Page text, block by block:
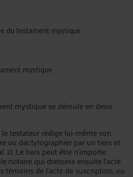
du testament mystique
mystique
mystique se déroule en deux
testateur rédige lui-même son
ou dactylographier par un tiers et
2). Le tiers peut être n'importe
notaire qui dressera ensuite l'acte
témoins de l'acte de suscription, ou